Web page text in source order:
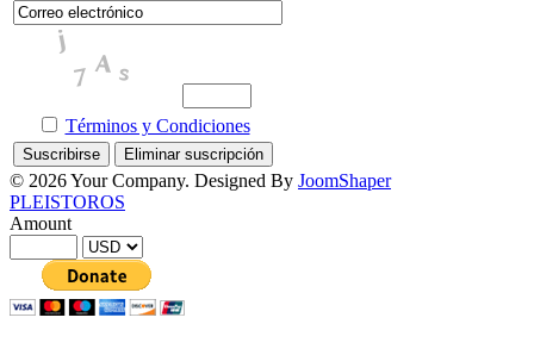
Términos y Condiciones
© 2026 Your Company. Designed By JoomShaper
PLEISTOROS
Amount